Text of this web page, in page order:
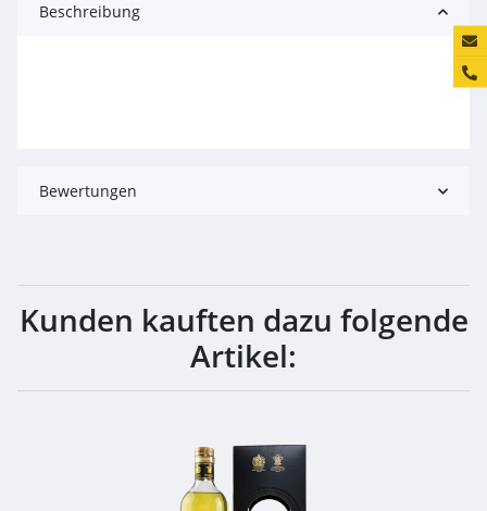
Beschreibung
Bewertungen
Kunden kauften dazu folgende
Artikel: